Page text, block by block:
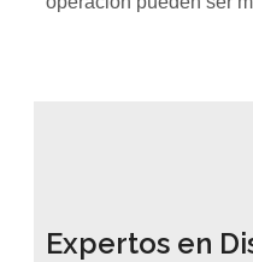
Expertos en